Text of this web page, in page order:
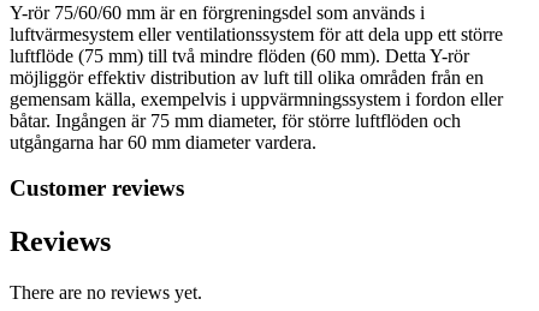
Y-rör 75/60/60 mm är en förgreningsdel som används i
luftvärmesystem eller ventilationssystem för att dela upp ett större
luftflöde (75 mm) till två mindre flöden (60 mm). Detta Y-rör
möjliggör effektiv distribution av luft till olika områden från en
gemensam källa, exempelvis i uppvärmningssystem i fordon eller
båtar. Ingången är 75 mm diameter, för större luftflöden och
utgångarna har 60 mm diameter vardera.
Customer reviews
Reviews
There are no reviews yet.